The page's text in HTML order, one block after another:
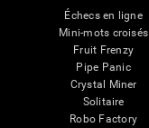
Échecs en ligne
Mini-mots croisés
Fruit Frenzy
Pipe Panic
Crystal Miner
Solitaire
Robo Factory